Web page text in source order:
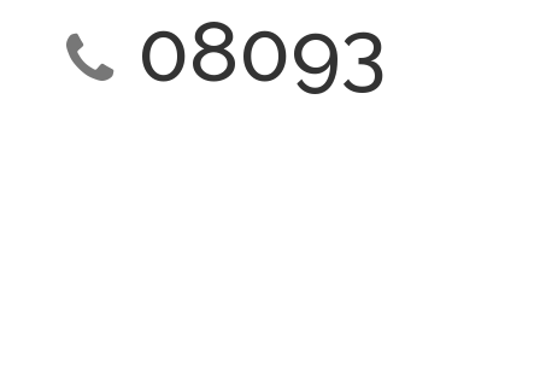
08093